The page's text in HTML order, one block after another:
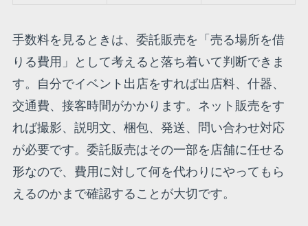
手数料を見るときは、委託販売を「売る場所を借
りる費用」として考えると落ち着いて判断できま
す。自分でイベント出店をすれば出店料、什器、
交通費、接客時間がかかります。ネット販売をす
れば撮影、説明文、梱包、発送、問い合わせ対応
が必要です。委託販売はその一部を店舗に任せる
形なので、費用に対して何を代わりにやってもら
えるのかまで確認することが大切です。